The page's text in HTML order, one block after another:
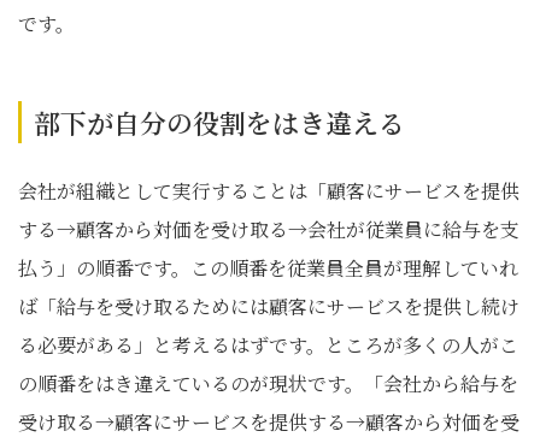
です。
部下が自分の役割をはき違える
会社が組織として実行することは「顧客にサービスを提供
する→顧客から対価を受け取る→会社が従業員に給与を支
払う」の順番です。この順番を従業員全員が理解していれ
ば「給与を受け取るためには顧客にサービスを提供し続け
る必要がある」と考えるはずです。ところが多くの人がこ
の順番をはき違えているのが現状です。「会社から給与を
受け取る→顧客にサービスを提供する→顧客から対価を受